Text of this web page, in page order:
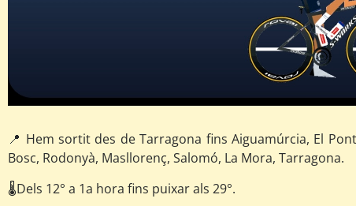
📍 Hem sortit des de Tarragona fins Aiguamúrcia, El
Bosc, Rodonyà, Masllorenç, Salomó, La Mora, Tarragona.
🌡️Dels 12° a 1a hora fins puixar als 29°.